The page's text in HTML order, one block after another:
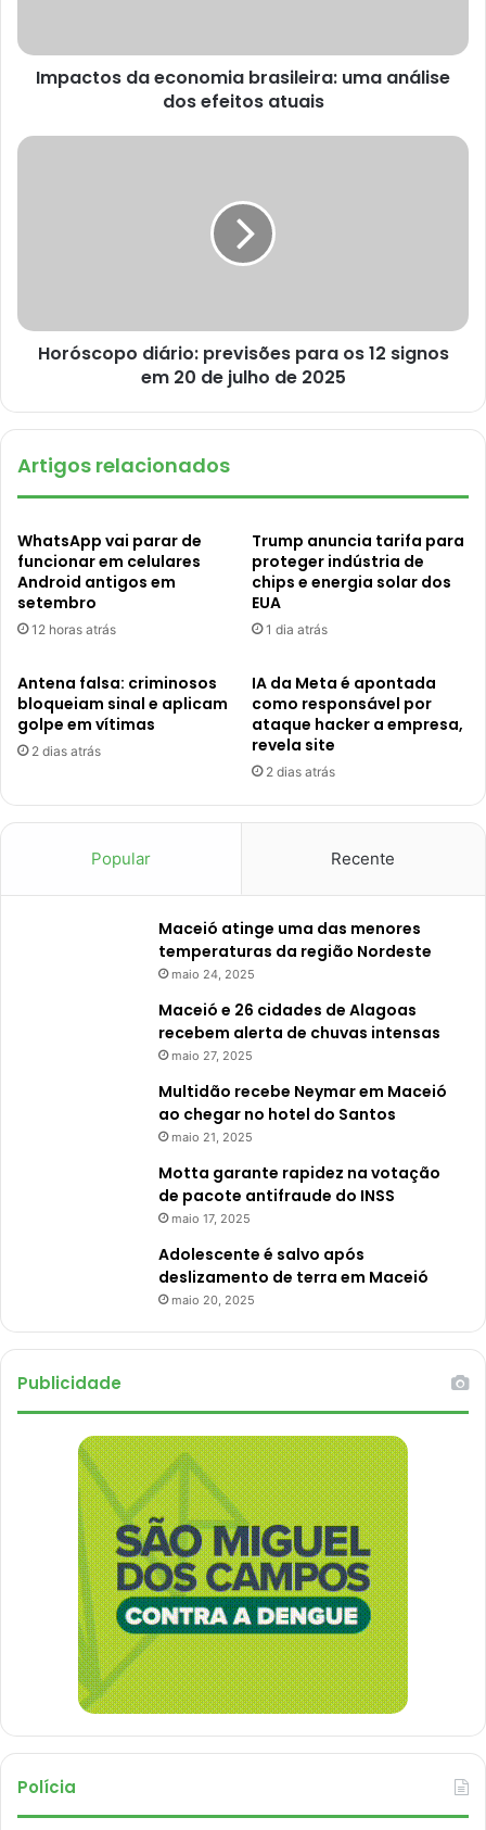
Impactos da economia brasileira: uma análise
dos efeitos atuais
Horóscopo diário: previsões para os 12 signos
em 20 de julho de 2025
Artigos relacionados
WhatsApp vai parar de
funcionar em celulares
Android antigos em
setembro
12 horas atrás
Trump anuncia tarifa para
proteger indústria de
chips e energia solar dos
EUA
1 dia atrás
Antena falsa: criminosos
bloqueiam sinal e aplicam
golpe em vítimas
2 dias atrás
IA da Meta é apontada
como responsável por
ataque hacker a empresa,
revela site
2 dias atrás
Popular Recente
Maceió atinge uma das menores
temperaturas da região Nordeste
maio 24, 2025
Maceió e 26 cidades de Alagoas
recebem alerta de chuvas intensas
maio 27, 2025
Multidão recebe Neymar em Maceió
ao chegar no hotel do Santos
maio 21, 2025
Motta garante rapidez na votação
de pacote antifraude do INSS
maio 17, 2025
Adolescente é salvo após
deslizamento de terra em Maceió
maio 20, 2025
Publicidade
Polícia